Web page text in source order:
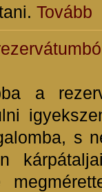
Tovább
a
s